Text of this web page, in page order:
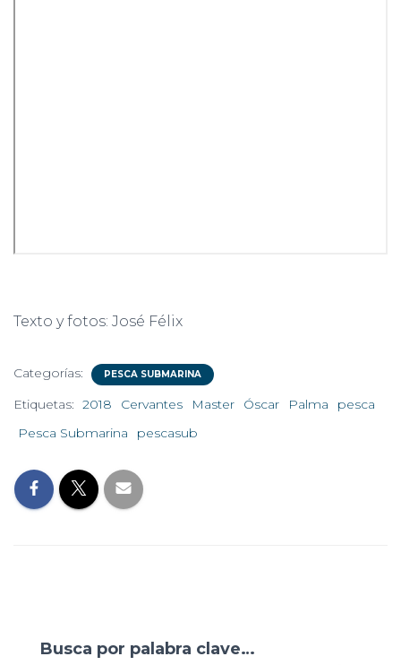
Texto y fotos: José Félix
Categorías: PESCA SUBMARINA
Etiquetas: 2018 Cervantes Master Óscar Palma
pesca
Pesca Submarina
pescasub
Busca por palabra clave…